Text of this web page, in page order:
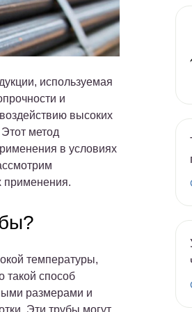
используемая
и
высоких
метод
в условиях
применения.
температуры,
такой способ
размерами и